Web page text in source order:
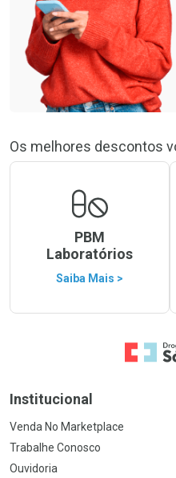
Os melhores descontos
PBM
Laboratórios
Saiba Mais >
Ir para a
Institucional
Venda No Marketplace
Trabalhe Conosco
Ouvidoria